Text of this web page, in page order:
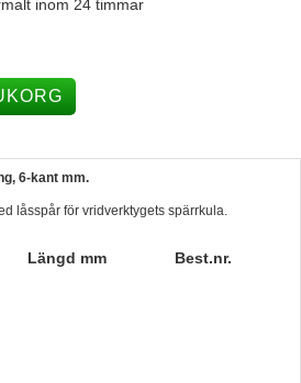
inom 24 timmar
6-kant mm.
låsspår för vridverktygets spärrkula.
Längd mm
Best.nr.